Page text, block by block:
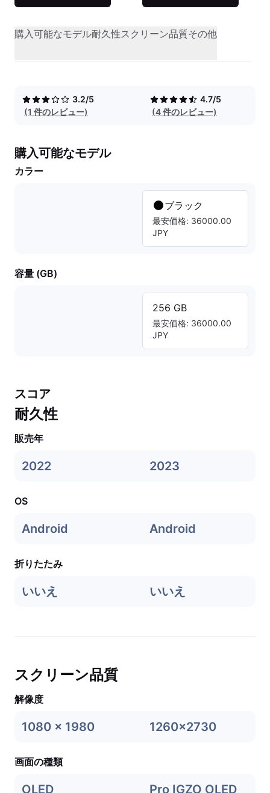
購入可能なモデル耐久性スクリーン品質その他
3.2/5
(1 件のレビュー)
4.7/5
(4 件のレビュー)
購入可能なモデル
カラー
ブラック
最安価格: 36000.00
JPY
容量 (GB)
256 GB
最安価格: 36000.00
JPY
スコア
耐久性
販売年
2022 2023
OS
Android Android
折りたたみ
いいえ いいえ
スクリーン品質
解像度
1080 x 1980 1260x2730
画面の種類
OLED Pro IGZO OLED